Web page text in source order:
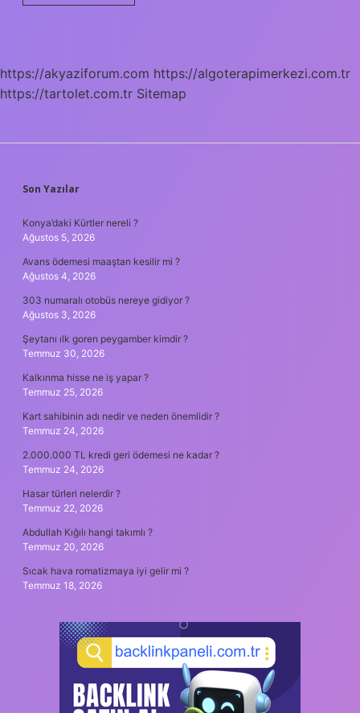
Efes
https://akyaziforum.com https://algoterapimerkezi.com.tr
https://tartolet.com.tr Sitemap
SIDEBAR
Son Yazılar
Konya’daki Kürtler nereli ?
Ağustos 5, 2026
Avans ödemesi maaştan kesilir mi ?
Ağustos 4, 2026
303 numaralı otobüs nereye gidiyor ?
Ağustos 3, 2026
Şeytanı ılk goren peygamber kimdir ?
Temmuz 30, 2026
Kalkınma hisse ne iş yapar ?
Temmuz 25, 2026
Kart sahibinin adı nedir ve neden önemlidir ?
Temmuz 24, 2026
2.000.000 TL kredi geri ödemesi ne kadar ?
Temmuz 24, 2026
Hasar türleri nelerdir ?
Temmuz 22, 2026
Abdullah Kığılı hangi takımlı ?
Temmuz 20, 2026
Sıcak hava romatizmaya iyi gelir mi ?
Temmuz 18, 2026